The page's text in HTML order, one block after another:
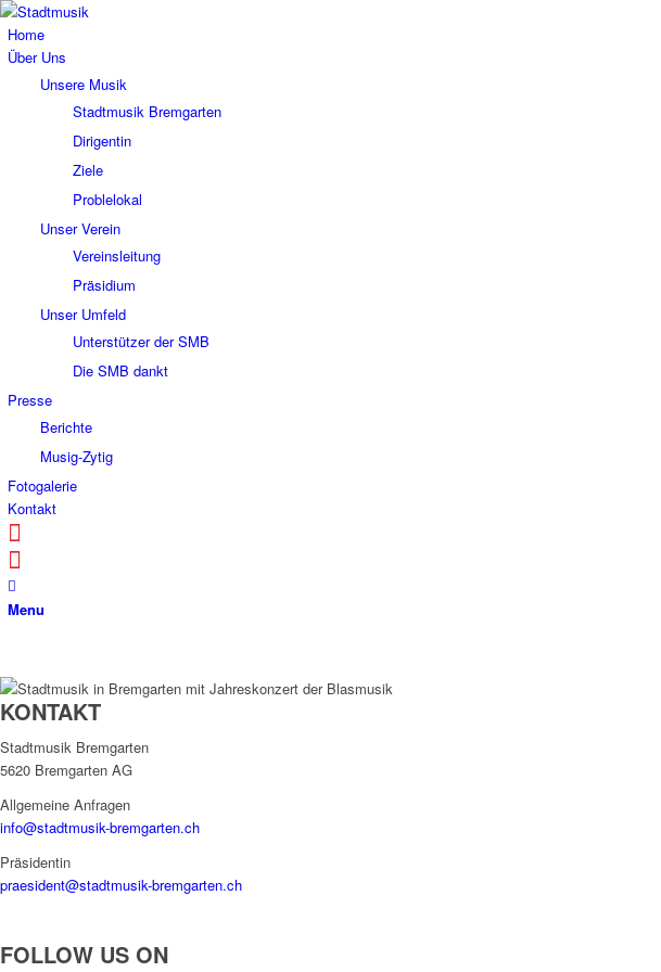
Home
Über Uns
Unsere Musik
Stadtmusik Bremgarten
Dirigentin
Ziele
Problelokal
Unser Verein
Vereinsleitung
Präsidium
Unser Umfeld
Unterstützer der SMB
Die SMB dankt
Presse
Berichte
Musig-Zytig
Fotogalerie
Kontakt
Menu
KONTAKT
Stadtmusik Bremgarten
5620 Bremgarten AG
Allgemeine Anfragen
info@stadtmusik-bremgarten.ch
Präsidentin
praesident@stadtmusik-bremgarten.ch
FOLLOW US ON